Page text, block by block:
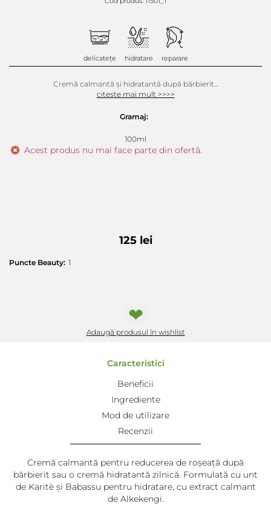
delicatețe hidratare reparare
Cremă calmantă și hidratantă după bărbierit...
citeste mai mult >>>>
Gramaj:
100ml
Acest produs nu mai face parte din ofertă.
125 lei
Puncte Beauty: 1
❤
Adaugă produsul în wishlist
Caracteristici
Beneficii
Ingrediente
Mod de utilizare
Recenzii
Cremă calmantă pentru reducerea de roșeață după
bărbierit sau o cremă hidratantă zilnică. Formulată cu unt
de Karitè și Babassu pentru hidratare, cu extract calmant
de Alkekengi.